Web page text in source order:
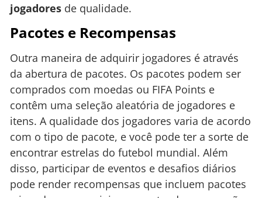
jogadores de qualidade.
Pacotes e Recompensas
Outra maneira de adquirir jogadores é através
da abertura de pacotes. Os pacotes podem ser
comprados com moedas ou FIFA Points e
contêm uma seleção aleatória de jogadores e
itens. A qualidade dos jogadores varia de acordo
com o tipo de pacote, e você pode ter a sorte de
encontrar estrelas do futebol mundial. Além
disso, participar de eventos e desafios diários
pode render recompensas que incluem pacotes